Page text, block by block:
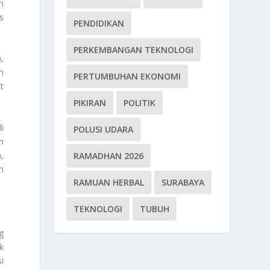
PENDIDIKAN
PERKEMBANGAN TEKNOLOGI
PERTUMBUHAN EKONOMI
PIKIRAN POLITIK
POLUSI UDARA
RAMADHAN 2026
RAMUAN HERBAL SURABAYA
TEKNOLOGI TUBUH